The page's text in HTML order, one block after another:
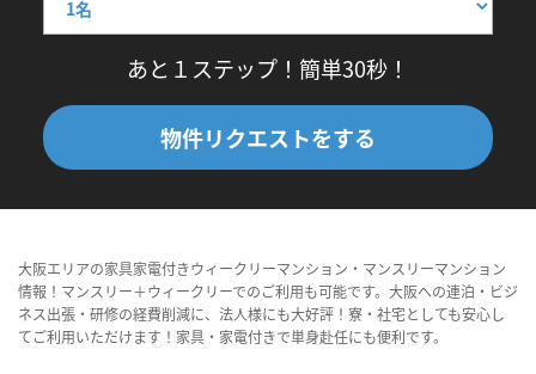
あと１ステップ！簡単30秒！
物件リクエストをする
大阪エリアの家具家電付きウィークリーマンション・マンスリーマンション
情報！マンスリー＋ウィークリーでのご利用も可能です。大阪への連泊・ビジ
ネス出張・研修の経費削減に、法人様にも大好評！寮・社宅としても安心し
てご利用いただけます！家具・家電付きで単身赴任にも便利です。